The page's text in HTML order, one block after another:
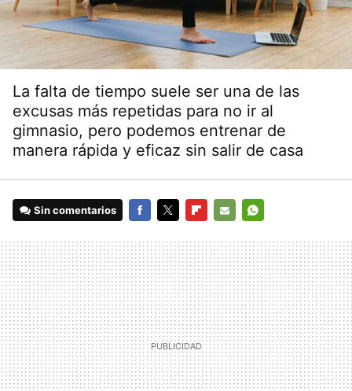
La falta de tiempo suele ser una de las
excusas más repetidas para no ir al
gimnasio, pero podemos entrenar de
manera rápida y eficaz sin salir de casa
Sin comentarios
MAIL